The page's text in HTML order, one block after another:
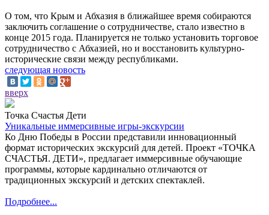
О том, что Крым и Абхазия в ближайшее время собираются
заключить соглашение о сотрудничестве, стало известно в
конце 2015 года. Планируется не только установить торговое
сотрудничество с Абхазией, но и восстановить культурно-
исторические связи между республиками.
следующая новость
вверх
Точка Счастья Дети
Уникальные иммерсивные игры-экскурсии
Ко Дню Победы в России представили инновационный
формат исторических экскурсий для детей. Проект «ТОЧКА
СЧАСТЬЯ. ДЕТИ», предлагает иммерсивные обучающие
программы, которые кардинально отличаются от
традиционных экскурсий и детских спектаклей.
Подробнее...